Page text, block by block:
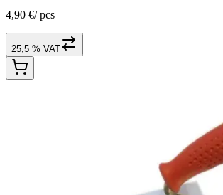
4,90 €/ pcs
25,5 % VAT